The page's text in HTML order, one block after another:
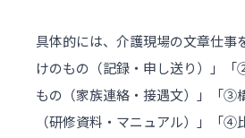
具体的には、介護現場の文章仕
けのもの（記録・申し送り）」「
もの（家族連絡・接遇文）」「③
（研修資料・マニュアル）」「④